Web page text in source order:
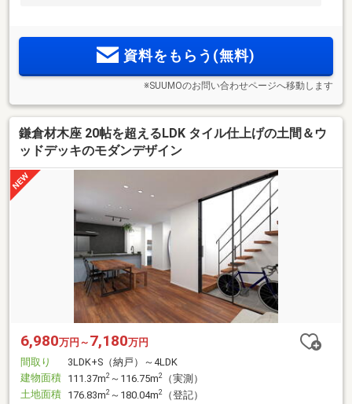
資料をもらう(無料)
※SUUMOのお問い合わせページへ移動します
鎌倉材木座 20帖を超えるLDK タイル仕上げの土間＆ウ
ッドデッキのモダンデザイン
6,980万円～ 7,180万円
間取り
3LDK+S（納戸）～4LDK
建物面積 111.37m2 ～116.75m2
（実測）
土地面積 176.83m2 ～180.04m2
（登記）